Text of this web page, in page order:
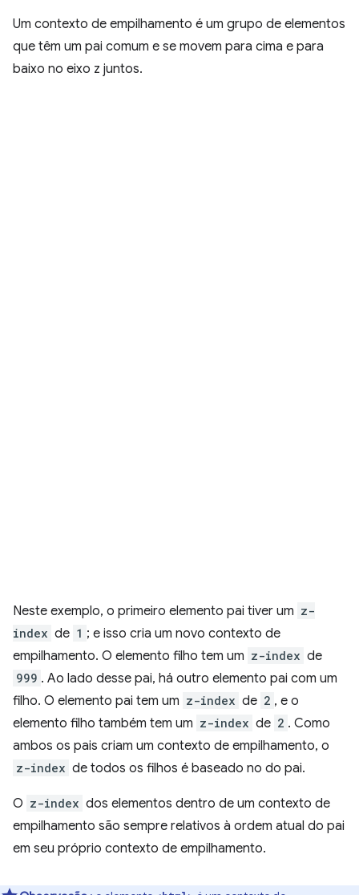
Um contexto de empilhamento é um grupo de elementos
que têm um pai comum e se movem para cima e para
baixo no eixo z juntos.
Neste exemplo, o primeiro elemento pai tiver um z-
index de 1 ; e isso cria um novo contexto de
empilhamento. O elemento filho tem um z-index de
999 . Ao lado desse pai, há outro elemento pai com um
filho. O elemento pai tem um z-index de 2 , e o
elemento filho também tem um z-index de 2 . Como
ambos os pais criam um contexto de empilhamento, o
z-index de todos os filhos é baseado no do pai.
O z-index dos elementos dentro de um contexto de
empilhamento são sempre relativos à ordem atual do pai
em seu próprio contexto de empilhamento.